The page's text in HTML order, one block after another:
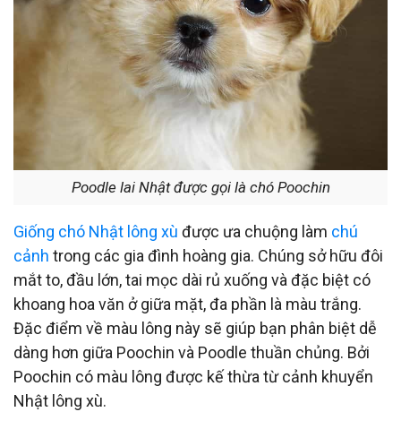
Poodle lai Nhật được gọi là chó Poochin
Giống chó Nhật lông xù được ưa chuộng làm chú
cảnh trong các gia đình hoàng gia. Chúng sở hữu đôi
mắt to, đầu lớn, tai mọc dài rủ xuống và đặc biệt có
khoang hoa văn ở giữa mặt, đa phần là màu trắng.
Đặc điểm về màu lông này sẽ giúp bạn phân biệt dễ
dàng hơn giữa Poochin và Poodle thuần chủng. Bởi
Poochin có màu lông được kế thừa từ cảnh khuyển
Nhật lông xù.